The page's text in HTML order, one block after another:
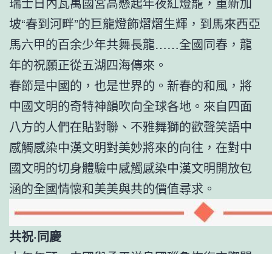
坡“春到河畔”的巨龍燈飾熠熠生輝，到馬來西亞
馬六甲的百余少年共舞長龍……全國同春，龍
年的祝願正從五湖四海傳來。
春節是中國的，也是世界的。新春的和風，將
中國文明的奇特神韻吹向全球各地。來自四面
八方的人們在貼對聯、不雅舞獅的歡聲笑語中
感觸感染中漢文明對美妙將來的向往，在對中
國文明的切身體驗中感觸感染中漢文明開放包
涵的全國情懷和美美與共的價值尋求。
共祝·同慶